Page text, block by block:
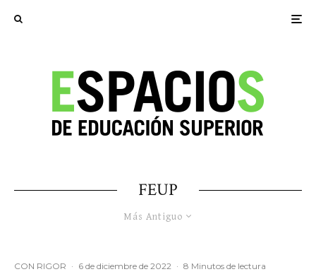
FEUP
Más Antiguo
CON RIGOR · 6 de diciembre de 2022 · 8 Minutos de lectura